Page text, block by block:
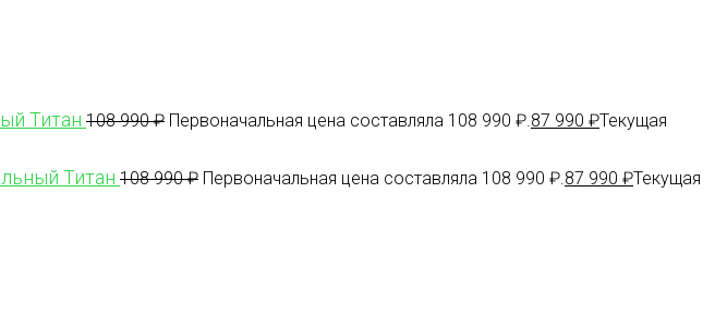
Титан 108 990₽ Первоначальная цена составляла 108 990 ₽. 87 990 ₽Текущая
Титан 108 990₽ Первоначальная цена составляла 108 990 ₽. 87 990 ₽Текущая